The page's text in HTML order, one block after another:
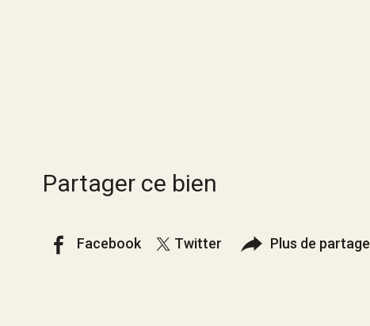
Partager ce bien
Facebook Twitter Plus de partage